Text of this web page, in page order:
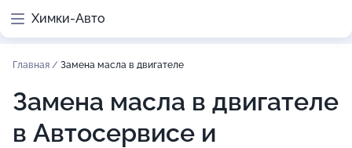
Химки-Авто
Главная / Замена масла в двигателе
Замена масла в двигателе
в Автосервисе и